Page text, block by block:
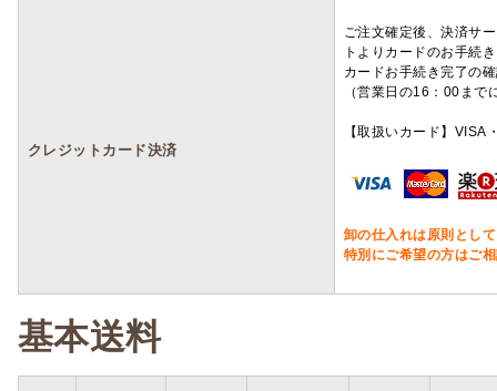
クレジットカード決済
ご注文確定後、決済サ
トよりカードのお手続
カードお手続き完了の
（営業日の16：00ま
【取扱いカード】
卸の仕入れは原則とし
特別にご希望の方はご
基本送料